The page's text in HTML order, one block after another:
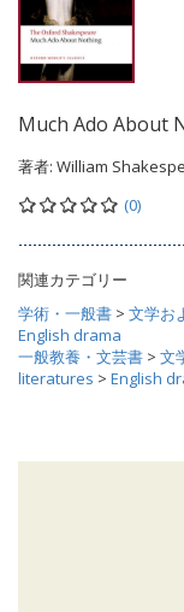
Much Ado About
著者: William
(0)
関連カテゴリー
学術・一般書 > 文学お
English drama
一般教養・文芸書 > 文
literatures > English